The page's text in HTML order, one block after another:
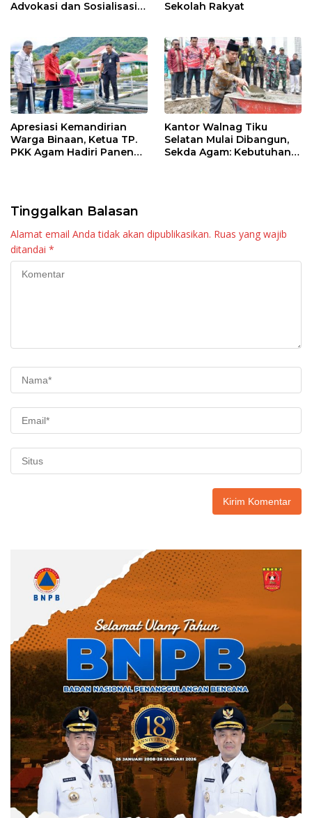
Advokasi dan Sosialisasi
Sekolah Rakyat
Apresiasi Kemandirian
Warga Binaan, Ketua TP.
PKK Agam Hadiri Panen
Kantor Walnag Tiku
Selatan Mulai Dibangun,
Sekda Agam: Kebutuhan
Tinggalkan Balasan
Alamat email Anda tidak akan dipublikasikan. Ruas yang wajib
ditandai *